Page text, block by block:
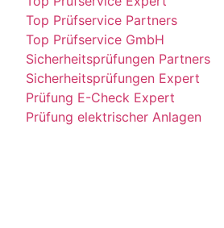
Top Prüfservice Partners
Top Prüfservice GmbH
Sicherheitsprüfungen Partners
Sicherheitsprüfungen Expert
Prüfung E-Check Expert
Prüfung elektrischer Anlagen